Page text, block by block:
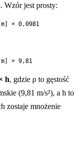
Wzór jest prosty:
h, gdzie ρ to gęstość
(9,81 m/s²), a h to
zostaje mnożenie